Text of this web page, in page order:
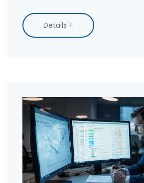
Details +